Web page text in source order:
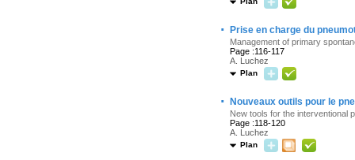
· Prise en charge du
Management of primary
Page :116-117
A. Luchez
Plan
· Nouveaux outils pour le
New tools for the interventional
Page :118-120
A. Luchez
Plan